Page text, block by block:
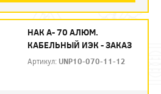
НАК А- 70 АЛЮМ.
КАБЕЛЬНЫЙ ИЭК - ЗАКАЗ
Артикул: UNP10-070-11-12